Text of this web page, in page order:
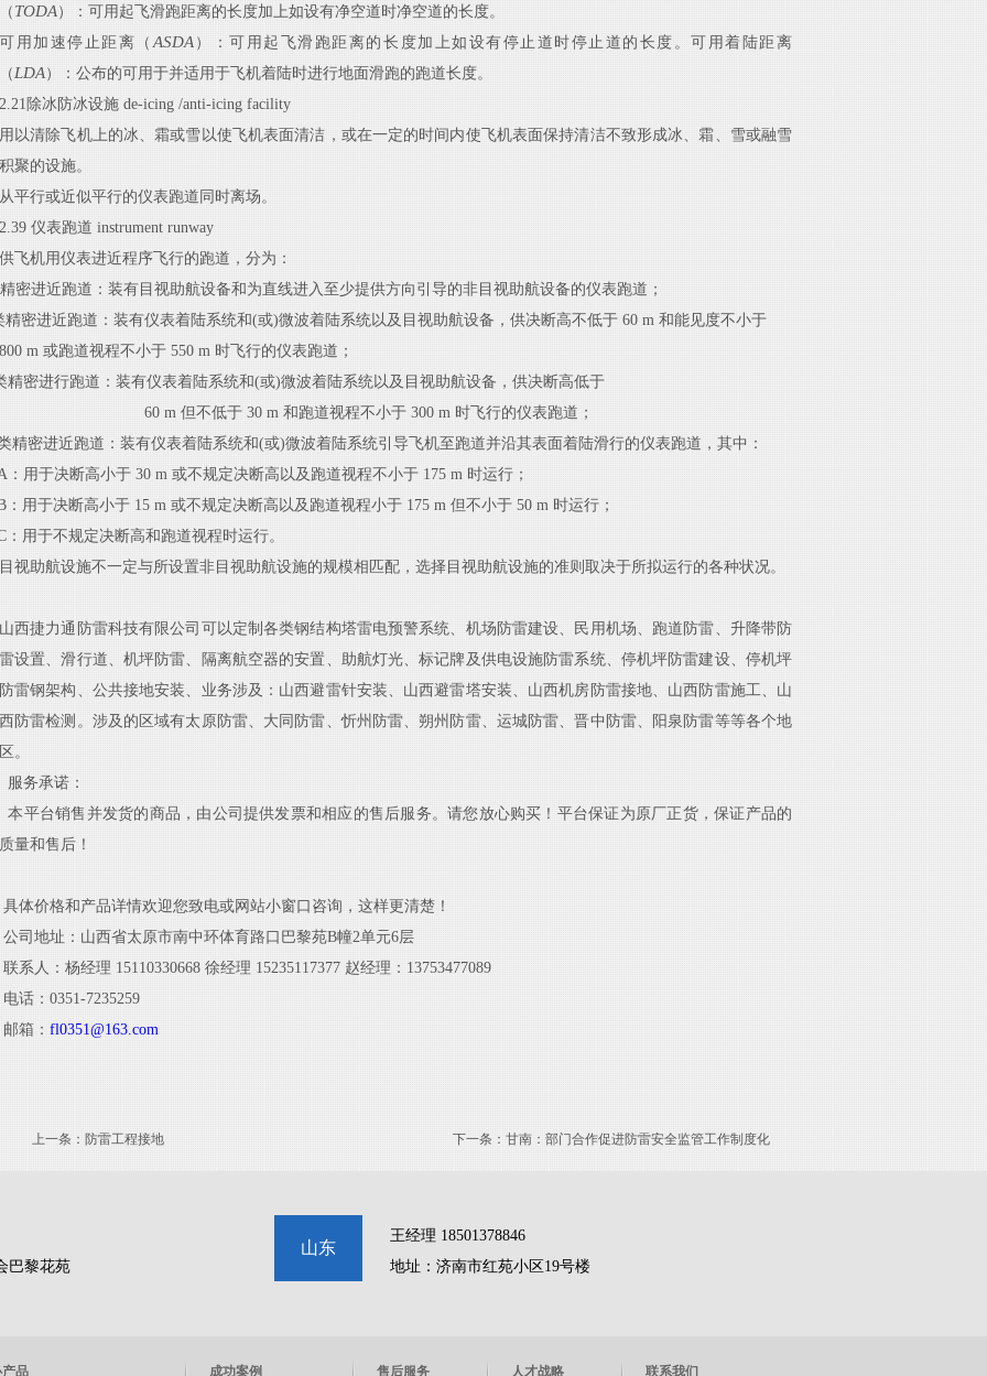
（ TODA ）：可用起飞滑跑距离的长度加上如设有净空道时净空道的长度。
可用加速停止距离（ ASDA ）：可用起飞滑跑距离的长度加上如设有停止道时停止道的长度。可用着陆距离
（ LDA ）：公布的可用于并适用于飞机着陆时进行地面滑跑的跑道长度。
2.21 除冰 防冰设施 de-icing /anti-icing facility
用以清除飞机上的冰、霜或雪以使飞机表面清洁，或在一定的时间内使飞机表面保持清洁不致形成冰、霜、雪或融雪
积聚的设施。
从平行或近似平行的仪表跑道同时离场。
2.39 仪表跑道 instrument runway
供飞机用仪表进近程序飞行的跑道，分为：
精密进近跑道：装有目视助航设备和为直线进入至少提供方向引导的非目视助航设备的仪表跑道；
精密进近跑道：装有仪表着陆系统和(或)微波着陆系统以及目视助航设备，供决断高不低于 60 m 和能见度不小于
800 m 或跑道视程不小于 550 m 时飞行的仪表跑道；
精密进行跑道：装有仪表着陆系统和(或)微波着陆系统以及目视助航设备，供决断高低于
60 m 但不低于 30 m 和跑道视程不小于 300 m 时飞行的仪表跑道；
类精密进近跑道：装有仪表着陆系统和(或)微波着陆系统引导飞机至跑道并沿其表面着陆滑行的仪表跑道，其中：
：用于决断高小于 30 m 或不规定决断高以及跑道视程不小于 175 m 时运行；
：用于决断高小于 15 m 或不规定决断高以及跑道视程小于 175 m 但不小于 50 m 时运行；
：用于不规定决断高和跑道视程时运行。
目视助航设施不一定与所设置非目视助航设施的规模相匹配，选择目视助航设施的准则取决于所拟运行的各种状况。
山西捷力通防雷科技有限公司可以定制各类钢结构塔雷电预警系统、机场防雷建设、民用机场、跑道防雷、升降带防
雷设置、滑行道、机坪防雷、隔离航空器的安置、助航灯光、标记牌及供电设施防雷系统、停机坪防雷建设、停机坪
防雷钢架构、公共接地安装、业务涉及：山西避雷针安装、山西避雷塔安装、山西机房防雷接地、山西防雷施工、山
西防雷检测。涉及的区域有太原防雷、大同防雷、忻州防雷、朔州防雷、运城防雷、晋中防雷、阳泉防雷等等各个地
区。
服务承诺：
本平台销售并发货的商品，由公司提供发票和相应的售后服务。请您放心购买！平台保证为原厂正货，保证产品的
质量和售后！
具体价格和产品详情欢迎您致电或网站小窗口咨询，这样更清楚！
公司地址：山西省太原市南中环体育路口巴黎苑B幢2单元6层
联系人：杨经理 15110330668 徐经理 15235117377 赵经理：13753477089
电话：0351-7235259
邮箱： fl0351@163.com
上一条： 防雷工程接地 下一条： 甘南：部门合作促进防雷安全监管工作制度化
巴黎花苑
山东
王经理 18501378846
地址：济南市红苑小区19号楼
品 成功案例 售后服务 人才战略 联系我们